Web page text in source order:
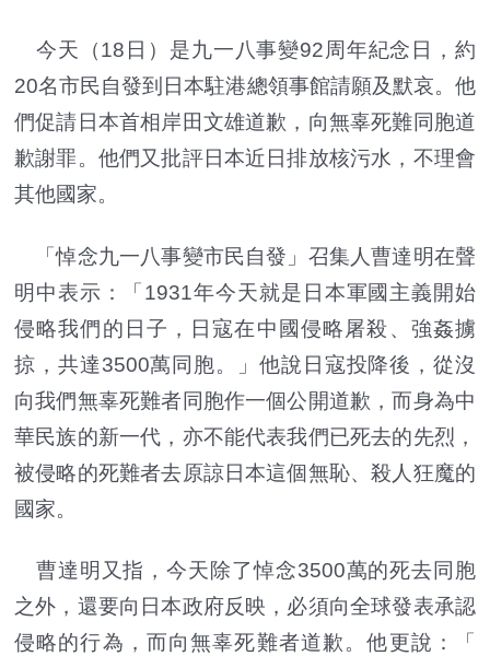
今天（18日）是九一八事變92周年紀念日，約
20名市民自發到日本駐港總領事館請願及默哀。他
們促請日本首相岸田文雄道歉，向無辜死難同胞道
歉謝罪。他們又批評日本近日排放核污水，不理會
其他國家。
「悼念九一八事變市民自發」召集人曹達明在聲
明中表示：「1931年今天就是日本軍國主義開始
侵略我們的日子，日寇在中國侵略屠殺、強姦擄
掠，共達3500萬同胞。」他說日寇投降後，從沒
向我們無辜死難者同胞作一個公開道歉，而身為中
華民族的新一代，亦不能代表我們已死去的先烈，
被侵略的死難者去原諒日本這個無恥、殺人狂魔的
國家。
曹達明又指，今天除了悼念3500萬的死去同胞
之外，還要向日本政府反映，必須向全球發表承認
侵略的行為，而向無辜死難者道歉。他更說：「